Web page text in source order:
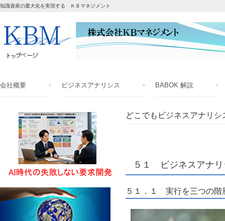
知識資産の最大化を実現する ＫＢマネジメント
会社概要 ビジネスアナリシス BABOK 解説
どこでもビジネスアナリ
５１ ビジネスアナリ
５１．１ 実行を三つの階